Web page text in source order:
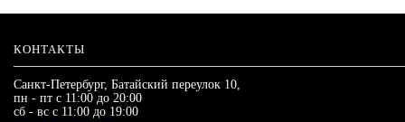
КОНТАКТЫ
Санкт-Петербург, Батайский переулок 10,
пн - пт с 11:00 до 20:00
сб - вс с 11:00 до 19:00